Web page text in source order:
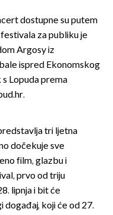
dostupne su putem
za publiku je
Argosy iz
ispred Ekonomskog
Lopuda prema
tri ljetna
dočekuje sve
film, glazbu i
prvo od triju
lipnja i bit će
koji će od 27.